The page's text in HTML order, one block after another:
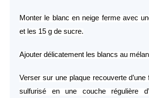
Monter le blanc en neige ferme avec
et les 15 g de sucre.
Ajouter délicatement les blancs au
Verser sur une plaque recouverte d’une
sulfurisé en une couche régulière